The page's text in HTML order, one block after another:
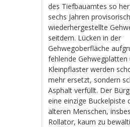
des Tiefbauamtes so
sechs Jahren provisorisch
wiederhergestellte
seitdem. Lücken in der
Gehwegoberfläche
fehlende Gehwegplatten
Kleinpflaster werden
mehr ersetzt, sondern
Asphalt verfüllt. Der
eine einzige Buckelpiste
älteren Menschen,
Rollator, kaum zu